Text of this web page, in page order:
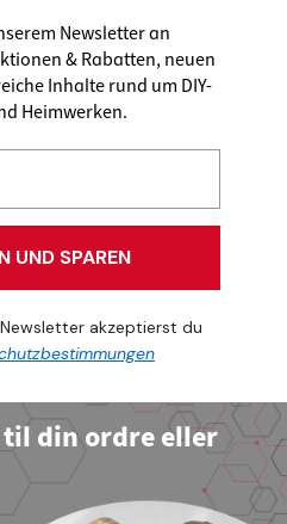
Newsletter an
& Rabatten, neuen
Inhalte rund um DIY-
Heimwerken.
UND SPAREN
akzeptierst du
din ordre eller